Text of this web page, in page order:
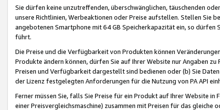
Sie dürfen keine unzutreffenden, überschwänglichen, täuschenden
unsere Richtlinien, Werbeaktionen oder Preise aufstellen. Stellen Sie
angebotenen Smartphone mit 64 GB Speicherkapazität ein, so dürfen
führt.
Die Preise und die Verfügbarkeit von Produkten können
Produkte ändern können, dürfen Sie auf Ihrer Website nur Angaben
Preisen und Verfügbarkeit dargestellt sind bedienen oder (b) Sie
der Lizenz festgelegten Anforderungen für die Nutzung von PA API
Ferner müssen Sie, falls Sie Preise für ein Produkt auf Ihrer Website
einer Preisvergleichsmaschine) zusammen mit Preisen für das